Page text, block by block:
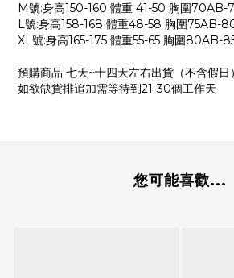
M號:身高150-160 體重 41-50 胸圍70AB-
L號:身高158-168 體重48-58 胸圍75AB-
XL號:身高165-175 體重55-65 胸圍80AB-
預購商品 七天~十四天左右出貨（不含假日）
如欲缺貨排追加需等待到21-30個工作天
您可能喜歡...